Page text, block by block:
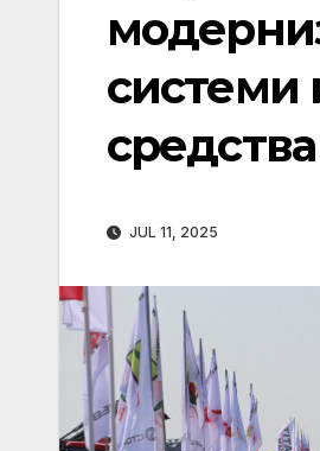
системи
JUL 11, 2025